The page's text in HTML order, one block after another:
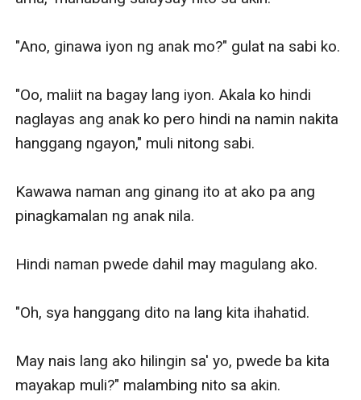
"Ano, ginawa iyon ng anak mo?" gulat na sabi ko.
"Oo, maliit na bagay lang iyon. Akala ko hindi
naglayas ang anak ko pero hindi na namin nakita
hanggang ngayon," muli nitong sabi.
Kawawa naman ang ginang ito at ako pa ang
pinagkamalan ng anak nila.
Hindi naman pwede dahil may magulang ako.
"Oh, sya hanggang dito na lang kita ihahatid.
May nais lang ako hilingin sa' yo, pwede ba kita
mayakap muli?" malambing nito sa akin.